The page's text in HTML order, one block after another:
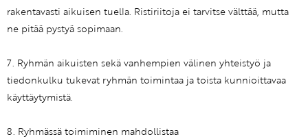
rakentavasti aikuisen tuella. Ristiriitoja ei tarvitse välttää, mutta
ne pitää pystyä sopimaan.
7. Ryhmän aikuisten sekä vanhempien välinen yhteistyö ja
tiedonkulku tukevat ryhmän toimintaa ja toista kunnioittavaa
käyttäytymistä.
8. Ryhmässä toimiminen mahdollistaa